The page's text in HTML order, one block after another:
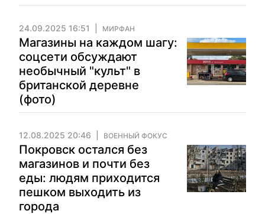
24.09.2025 16:51 МИРФАН
Магазины на каждом шагу:
соцсети обсуждают
необычный "культ" в
британской деревне
(фото)
12.08.2025 20:46 ВОЕННЫЙ ФОКУС
Покровск остался без
магазинов и почти без
еды: людям приходится
пешком выходить из
города